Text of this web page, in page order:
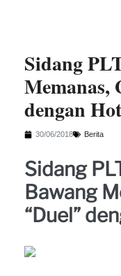
Sidang
Memanas,
dengan
30/06/2018 Berita
Sidang
Bawang
“Duel”